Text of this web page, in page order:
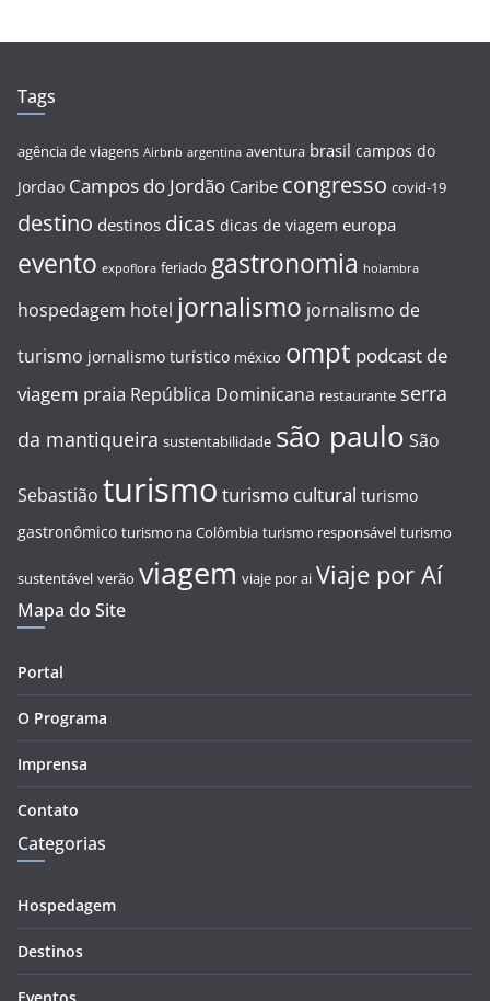
Tags
agência de viagens Airbnb argentina aventura brasil campos do
Jordao Campos do Jordão Caribe congresso covid-19
destino destinos dicas dicas de viagem europa
evento expoflora feriado gastronomia holambra
hospedagem hotel jornalismo jornalismo de
turismo jornalismo turístico méxico ompt podcast de
viagem praia República Dominicana restaurante serra
da mantiqueira sustentabilidade são paulo São
Sebastião turismo turismo cultural turismo
gastronômico turismo na Colômbia turismo responsável turismo
sustentável verão viagem viaje por ai Viaje por Aí
Mapa do Site
Portal
O Programa
Imprensa
Contato
Categorias
Hospedagem
Destinos